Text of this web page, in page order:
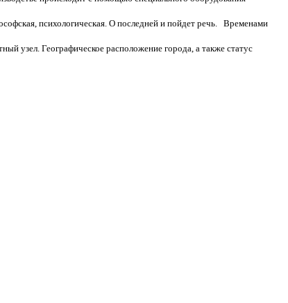
психологическая. О последней и пойдет речь. Временами
узел. Географическое расположение города, а также статус